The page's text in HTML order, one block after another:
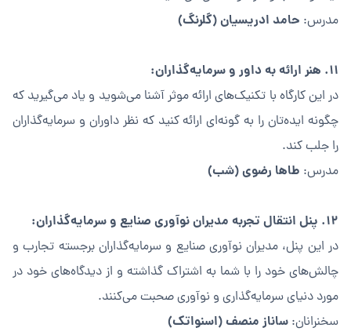
مدرس: حامد ادریسیان (گلرنگ)
۱۱. هنر ارائه به داور و سرمایه‌گذاران:
در این کارگاه با تکنیک‌های ارائه موثر آشنا می‌شوید و یاد می‌گیرید که
چگونه ایده‌تان را به گونه‌ای ارائه کنید که نظر داوران و سرمایه‌گذاران
را جلب کند.
مدرس: طاها رضوی (شب)
۱۲. پنل انتقال تجربه مدیران نوآوری صنایع و سرمایه‌گذاران:
در این پنل، مدیران نوآوری صنایع و سرمایه‌گذاران برجسته تجارب و
چالش‌های خود را با شما به اشتراک گذاشته و از دیدگاه‌های خود در
مورد دنیای سرمایه‌گذاری و نوآوری صحبت می‌کنند.
سخنرانان: ساناز منصف (اسنواتک)